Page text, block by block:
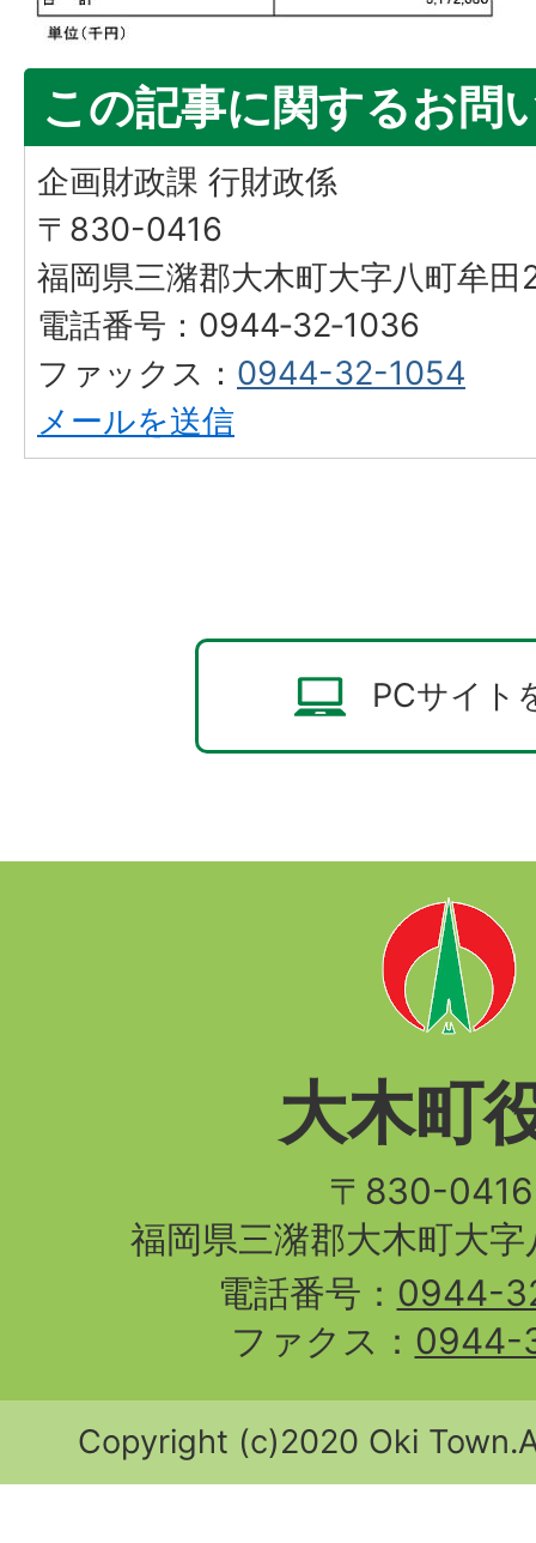
この記事に関するお問
企画財政課 行財政係
〒830-0416
福岡県三潴郡大木町大字八町牟
電話番号：0944‐32‐1036
ファックス： 0944-32-1054
メールを送信
PCサイト
大木町
〒830-
福岡県三潴郡大木町大
電話番号： 0944-
ファクス： 0944-
Copyright (c)2020 Oki